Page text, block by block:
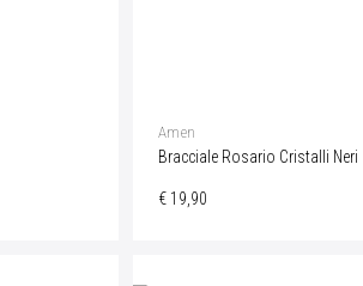
Amen
Bracciale Rosario Cristalli Neri
€ 19,90